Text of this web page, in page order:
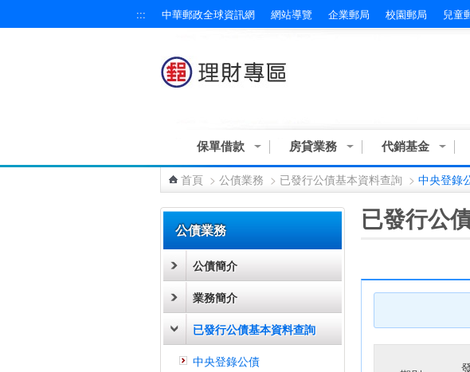
::: 中華郵政全球資訊網 網站導覽 企業郵局 校園郵局 兒童
保單借款 房貸業務 代銷基金
首頁 > 公債業務 > 已發行公債基本資料查詢 > 中央登錄
公債業務
公債簡介
業務簡介
已發行公債基本資料查詢
中央登錄公債
已發行公